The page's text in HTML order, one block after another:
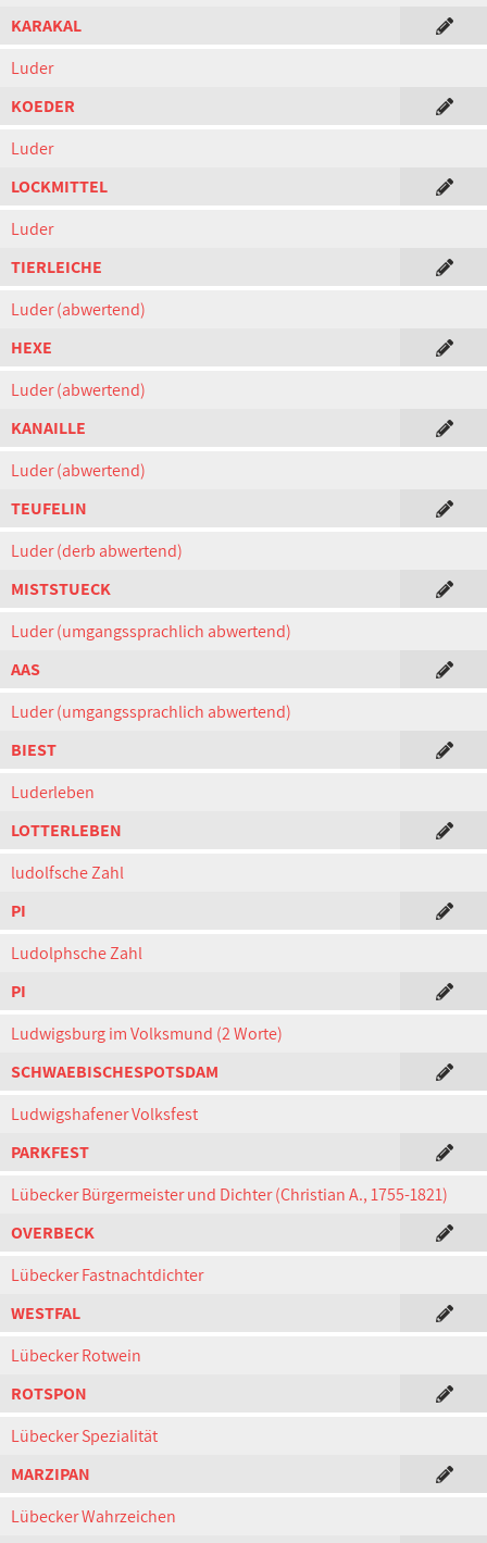
KARAKAL
Luder
KOEDER
Luder
LOCKMITTEL
Luder
TIERLEICHE
Luder (abwertend)
HEXE
Luder (abwertend)
KANAILLE
Luder (abwertend)
TEUFELIN
Luder (derb abwertend)
MISTSTUECK
Luder (umgangssprachlich abwertend)
AAS
Luder (umgangssprachlich abwertend)
BIEST
Luderleben
LOTTERLEBEN
ludolfsche Zahl
PI
Ludolphsche Zahl
PI
Ludwigsburg im Volksmund (2 Worte)
SCHWAEBISCHESPOTSDAM
Ludwigshafener Volksfest
PARKFEST
Lübecker Bürgermeister und Dichter (Christian A., 1755-1821)
OVERBECK
Lübecker Fastnachtdichter
WESTFAL
Lübecker Rotwein
ROTSPON
Lübecker Spezialität
MARZIPAN
Lübecker Wahrzeichen